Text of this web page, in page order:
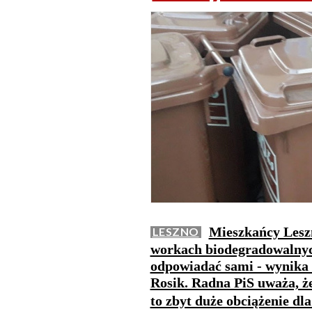
LESZNO
Mieszkańcy
workach
odpowiadać sami -
Rosik. Radna PiS uważa,
to zbyt duże obciążenie